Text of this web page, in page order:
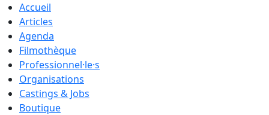
Accueil
Articles
Agenda
Filmothèque
Professionnel·le·s
Organisations
Castings & Jobs
Boutique